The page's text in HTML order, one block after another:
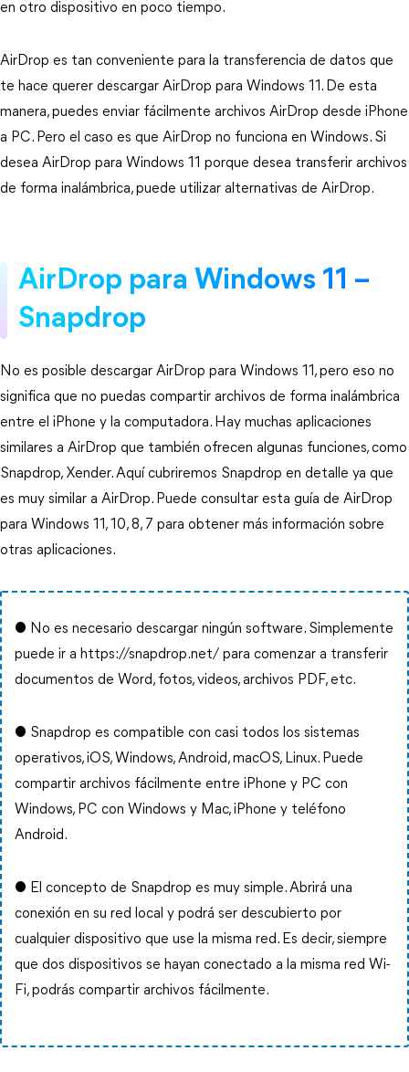
en otro dispositivo en poco tiempo.
AirDrop es tan conveniente para la transferencia de datos que
te hace querer descargar AirDrop para Windows 11. De esta
manera, puedes enviar fácilmente archivos AirDrop desde iPhone
a PC. Pero el caso es que AirDrop no funciona en Windows. Si
desea AirDrop para Windows 11 porque desea transferir archivos
de forma inalámbrica, puede utilizar alternativas de AirDrop.
AirDrop para Windows 11 –
Snapdrop
No es posible descargar AirDrop para Windows 11, pero eso no
significa que no puedas compartir archivos de forma inalámbrica
entre el iPhone y la computadora. Hay muchas aplicaciones
similares a AirDrop que también ofrecen algunas funciones, como
Snapdrop, Xender. Aquí cubriremos Snapdrop en detalle ya que
es muy similar a AirDrop. Puede consultar esta guía de AirDrop
para Windows 11, 10, 8, 7 para obtener más información sobre
otras aplicaciones.
● No es necesario descargar ningún software. Simplemente
puede ir a https://snapdrop.net/ para comenzar a transferir
documentos de Word, fotos, videos, archivos PDF, etc.
● Snapdrop es compatible con casi todos los sistemas
operativos, iOS, Windows, Android, macOS, Linux. Puede
compartir archivos fácilmente entre iPhone y PC con
Windows, PC con Windows y Mac, iPhone y teléfono
Android.
● El concepto de Snapdrop es muy simple. Abrirá una
conexión en su red local y podrá ser descubierto por
cualquier dispositivo que use la misma red. Es decir, siempre
que dos dispositivos se hayan conectado a la misma red Wi-
Fi, podrás compartir archivos fácilmente.